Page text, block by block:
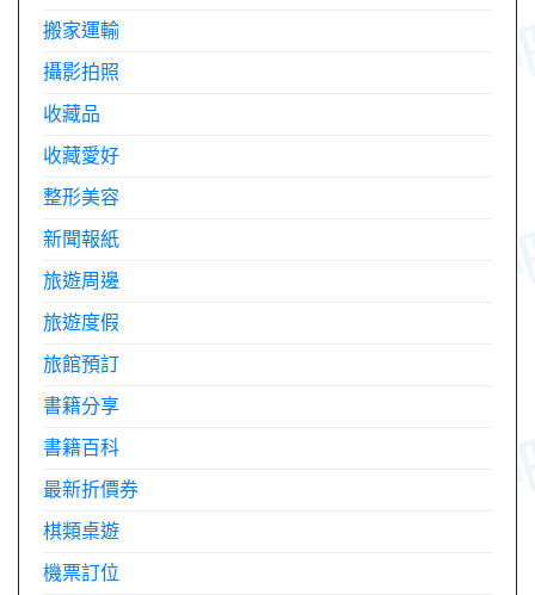
搬家運輸
攝影拍照
收藏品
收藏愛好
整形美容
新聞報紙
旅遊周邊
旅遊度假
旅館預訂
書籍分享
書籍百科
最新折價券
棋類桌遊
機票訂位